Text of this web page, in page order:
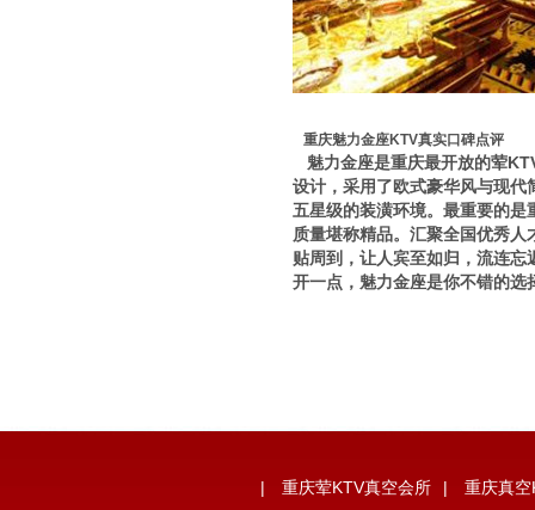
重庆魅力金座KTV真实口碑点评
魅力金座是重庆最开放的荤
设计，采用了欧式豪华风与现
五星级的装潢环境。最重要的
质量堪称精品。汇聚全国优秀
贴周到，让人宾至如归，流连
开一点，魅力金座是你不错的选
| 重庆荤KTV真空会所 | 重庆真